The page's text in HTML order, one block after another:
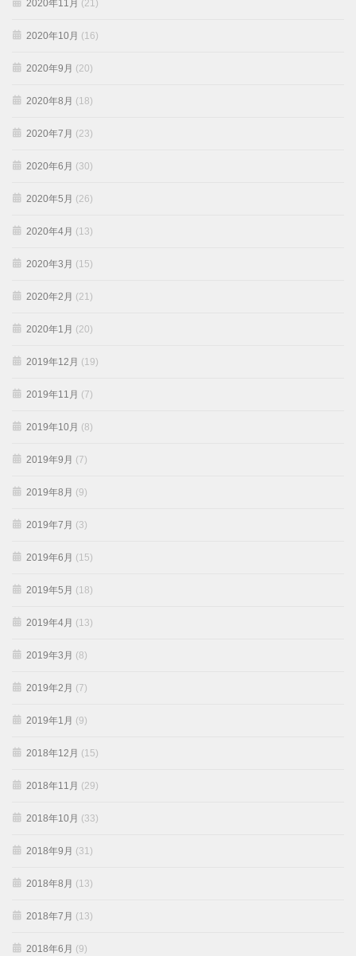
2020年11月 (21)
2020年10月 (16)
2020年9月 (20)
2020年8月 (18)
2020年7月 (23)
2020年6月 (30)
2020年5月 (26)
2020年4月 (13)
2020年3月 (15)
2020年2月 (21)
2020年1月 (20)
2019年12月 (19)
2019年11月 (7)
2019年10月 (8)
2019年9月 (7)
2019年8月 (9)
2019年7月 (3)
2019年6月 (15)
2019年5月 (18)
2019年4月 (13)
2019年3月 (8)
2019年2月 (7)
2019年1月 (9)
2018年12月 (15)
2018年11月 (29)
2018年10月 (33)
2018年9月 (31)
2018年8月 (13)
2018年7月 (13)
2018年6月 (9)